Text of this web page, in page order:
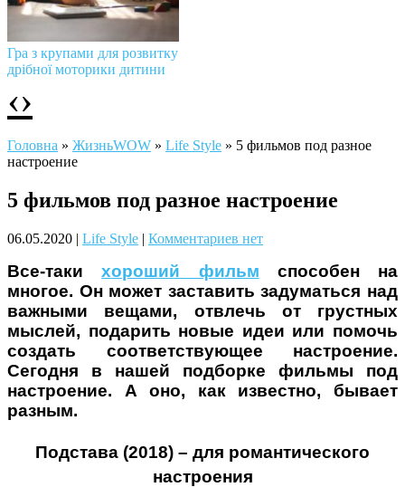
Гра з крупами для розвитку
дрібної моторики дитини
Чому дітям корисно читати
Материнське вигорання: як
собі допомогти
‹›
Головна » ЖизньWOW » Life Style » 5 фильмов под разное
настроение
5 фильмов под разное настроение
06.05.2020 | Life Style | Комментариев нет
Все-такихороший фильм способен на
многое. Он может заставить задуматься над
важными вещами, отвлечь от грустных
мыслей, подарить новые идеи или помочь
создать соответствующее настроение.
Сегодня в нашей подборке фильмы под
настроение. А оно, как известно, бывает
разным.
Подстава (2018) – для романтического
настроения